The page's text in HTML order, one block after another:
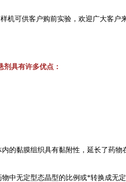
样机可供客户购前实验，欢迎广大客户
剂具有许多优点：
内的黏膜组织具有黏附性，延长了药
物中无定型态晶型的比例或*转换成无